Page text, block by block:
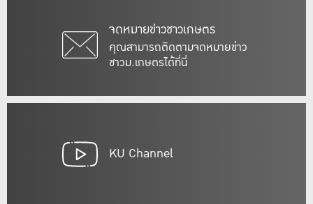
จดหมายข่าวชาวเกษตร
คุณสามารถติดตามจดหมายข่าว
ชาวม.เกษตรได้ที่นี่
KU Channel